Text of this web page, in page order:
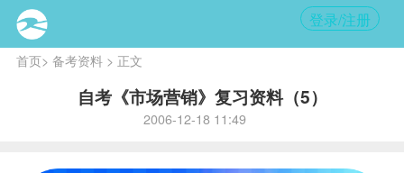
登录/注册
首页> 备考资料> 正文
自考《市场营销》复习资料（5）
2006-12-18 11:49